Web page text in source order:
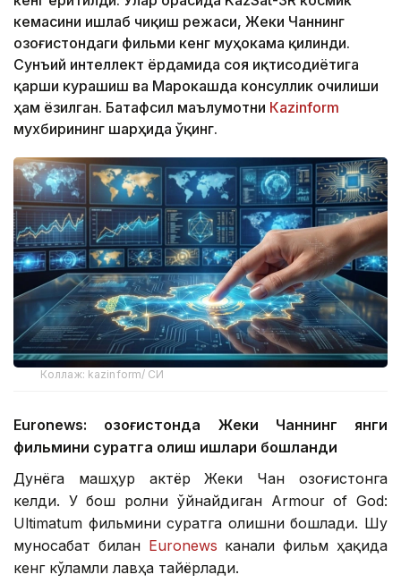
кемасини ишлаб чиқиш режаси, Жеки Чаннинг
Қозоғистондаги фильми кенг муҳокама қилинди.
Сунъий интеллект ёрдамида соя иқтисодиётига
қарши курашиш ва Марокашда консуллик очилиши
ҳам ёзилган. Батафсил маълумотни Кazinform
мухбирининг шарҳида ўқинг.
Коллаж: kazinform/ СИ
Euronews: Қозоғистонда Жеки Чаннинг янги
фильмини суратга олиш ишлари бошланди
Дунёга машҳур актёр Жеки Чан Қозоғистонга
келди. У бош ролни ўйнайдиган Armour of God:
Ultimatum фильмини суратга олишни бошлади. Шу
муносабат билан Euronews канали фильм ҳақида
кенг кўламли лавҳа тайёрлади.